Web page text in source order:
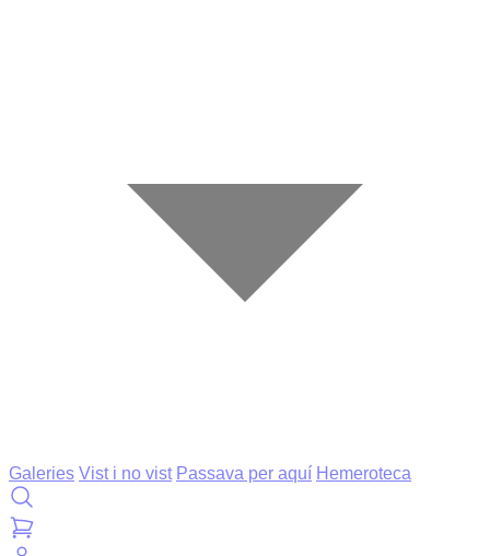
Galeries Vist i no vist Passava per aquí Hemeroteca